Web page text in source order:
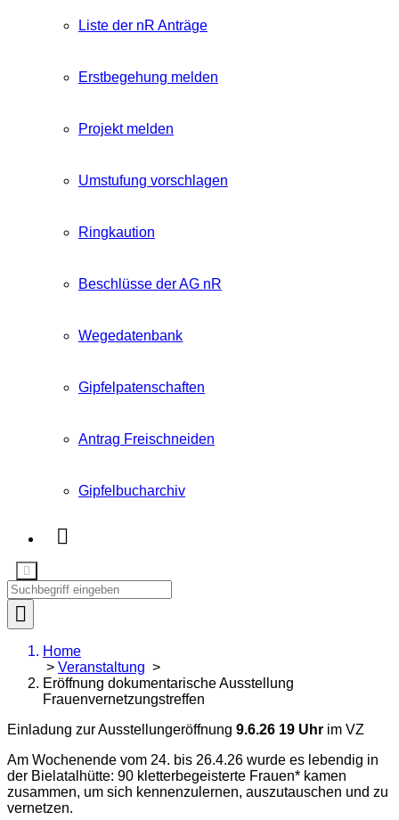
Liste der nR Anträge
Erstbegehung melden
Projekt melden
Umstufung vorschlagen
Ringkaution
Beschlüsse der AG nR
Wegedatenbank
Gipfelpatenschaften
Antrag Freischneiden
Gipfelbucharchiv
Home
> Veranstaltung >
Eröffnung dokumentarische Ausstellung
Frauenvernetzungstreffen
Details
zum
Kalendereintrag
Einladung zur Ausstellungeröffnung 9.6.26 19 Uhr im VZ
Am Wochenende vom 24. bis 26.4.26 wurde es lebendig in
der Bielatalhütte: 90 kletterbegeisterte Frauen* kamen
zusammen, um sich kennenzulernen, auszutauschen und zu
vernetzen.